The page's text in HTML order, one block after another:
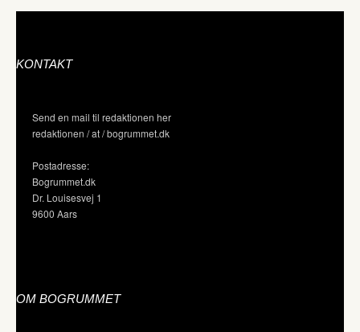
KONTAKT
Send en mail til redaktionen her
redaktionen / at / bogrummet.dk
Postadresse:
Bogrummet.dk
Dr. Louisesvej 1
9600 Aars
OM BOGRUMMET